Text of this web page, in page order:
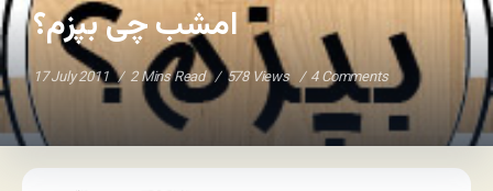
امشب چی بپزم؟
17 July 2011 2 Mins Read 578 Views 4 Comments